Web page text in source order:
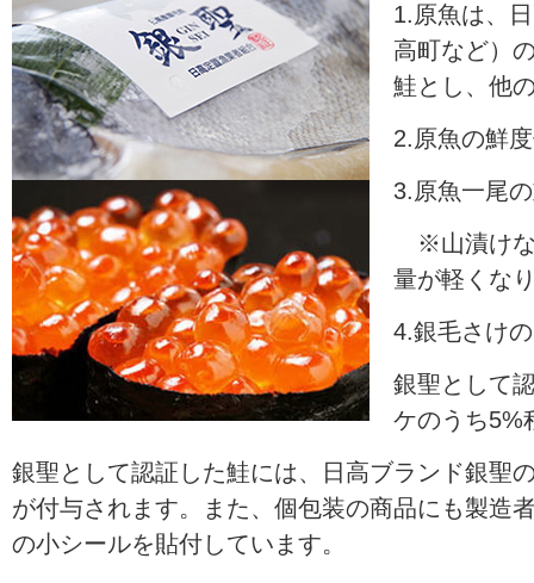
1.原魚は、
高町など）
鮭とし、他
2.原魚の鮮
3.原魚一尾
※山漬けな
量が軽くな
4.銀毛さけ
銀聖として
ケのうち5%
銀聖として認証した鮭には、日高ブランド銀聖
が付与されます。また、個包装の商品にも製造
の小シールを貼付しています。